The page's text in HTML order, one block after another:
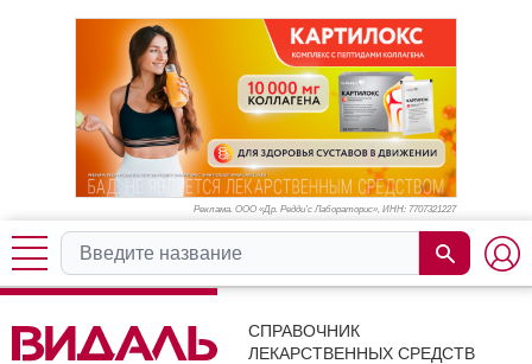
Реклама. ООО «Др. Редди’с Лабораторис», ИНН: 7707321227
СПРАВОЧНИК
ЛЕКАРСТВЕННЫХ СРЕДСТВ